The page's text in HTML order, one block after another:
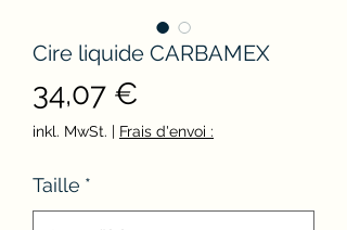
Cire liquide CARBAMEX
34,07 €
inkl. MwSt. | Frais d'envoi :
Taille *